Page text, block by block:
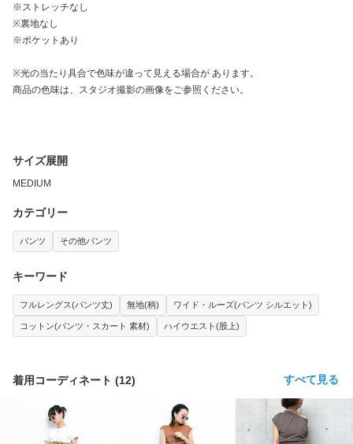
※ストレッチなし
※裏地なし
※ポケットあり
※光の当たり具合で色味が違って見える場合が あります。
商品の色味は、スタジオ撮影の画像をご参照ください。
サイズ展開
MEDIUM
カテゴリー
パンツ その他パンツ
キーワード
フルレングス(パンツ丈) 無地(柄) ワイド・ルーズ(パンツ シルエット)
コットン(パンツ・スカート 素材) ハイウエスト(股上)
着用コーディネート (12) すべて見る